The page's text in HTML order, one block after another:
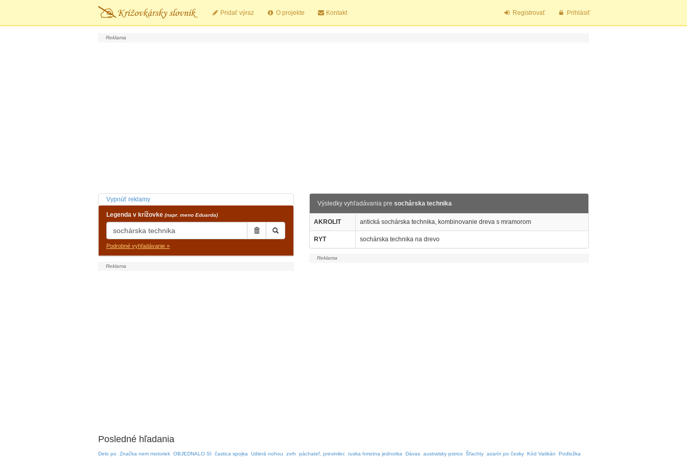
Pridať výraz O projekte Kontakt Registrovať Prihlásiť
Vypnúť reklamy
Legenda v krížovke (napr. meno Eduarda)
Podrobné vyhľadávanie »
Výsledky vyhľadávania pre sochárska technika
AKROLIT antická sochárska technika, kombinovanie dreva s mramorom
RYT sochárska technika na drevo
Posledné hľadania
Delo po Značka nem motoriek OBJEDNALO SI častica spojka Udierá nohou zvrh páchateľ, previnilec ruska hmotna jednotka Dávas australsky pstros Šľachty azarín po česky Kód Vatikán Podložka